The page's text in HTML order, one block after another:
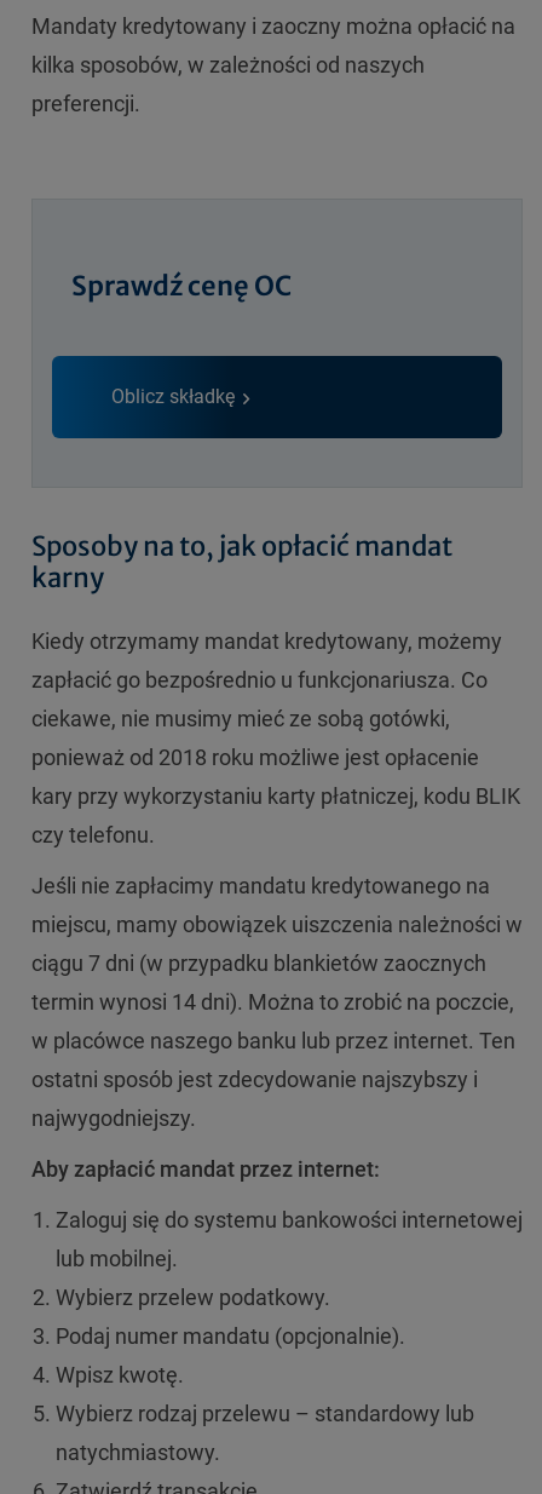
Mandaty kredytowany i zaoczny można opłacić na
kilka sposobów, w zależności od naszych
preferencji.
Sprawdź cenę OC
Oblicz składkę
Sposoby na to, jak opłacić mandat
karny
Kiedy otrzymamy mandat kredytowany, możemy
zapłacić go bezpośrednio u funkcjonariusza. Co
ciekawe, nie musimy mieć ze sobą gotówki,
ponieważ od 2018 roku możliwe jest opłacenie
kary przy wykorzystaniu karty płatniczej, kodu BLIK
czy telefonu.
Jeśli nie zapłacimy mandatu kredytowanego na
miejscu, mamy obowiązek uiszczenia należności w
ciągu 7 dni (w przypadku blankietów zaocznych
termin wynosi 14 dni). Można to zrobić na poczcie,
w placówce naszego banku lub przez internet. Ten
ostatni sposób jest zdecydowanie najszybszy i
najwygodniejszy.
Aby zapłacić mandat przez internet:
Zaloguj się do systemu bankowości internetowej
lub mobilnej.
Wybierz przelew podatkowy.
Podaj numer mandatu (opcjonalnie).
Wpisz kwotę.
Wybierz rodzaj przelewu – standardowy lub
natychmiastowy.